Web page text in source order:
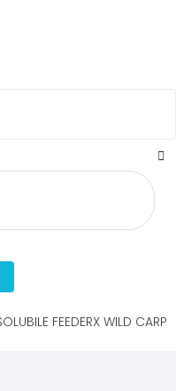
FEEDERX WILD CARP